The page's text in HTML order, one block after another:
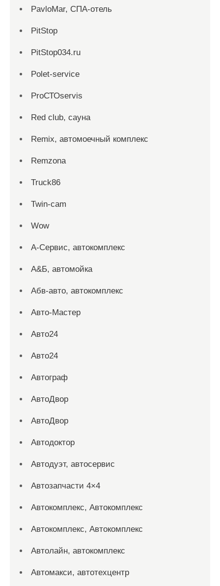
PavloMar, СПА-отель
PitStop
PitStop034.ru
Polet-service
ProСТОservis
Red сlub, сауна
Remix, автомоечный комплекс
Remzona
Truck86
Twin-cam
Wow
А-Сервис, автокомплекс
А&Б, автомойка
Абв-авто, автокомплекс
Авто-Мастер
Авто24
Авто24
Автограф
АвтоДвор
АвтоДвор
Автодоктор
Автодуэт, автосервис
Автозапчасти 4×4
Автокомплекс, Автокомплекс
Автокомплекс, Автокомплекс
Автолайн, автокомплекс
Автомакси, автотехцентр